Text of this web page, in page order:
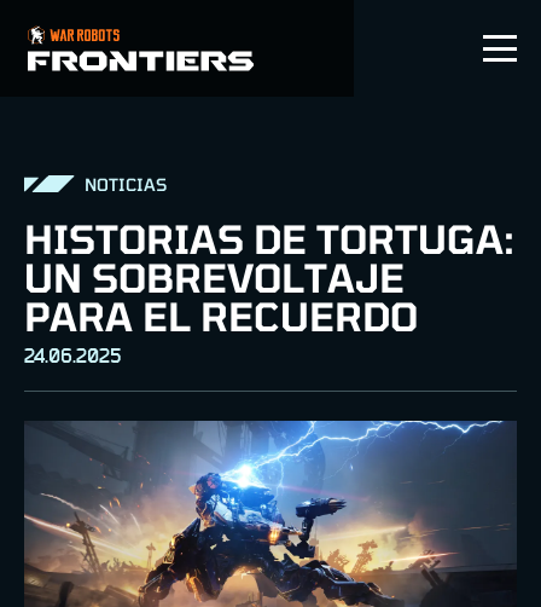
ES
NOTICIAS
HISTORIAS DE TORTUGA:
UN SOBREVOLTAJE
PARA EL RECUERDO
24.06.2025